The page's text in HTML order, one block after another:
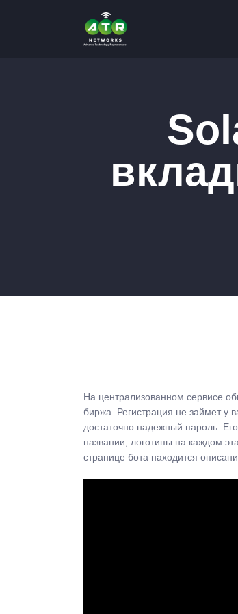
На централизованном сервисе
биржа. Регистрация не займет у
достаточно надежный пароль.
названии, логотипы на каждом
странице бота находится